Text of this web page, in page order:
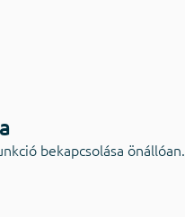
bekapcsolása önállóan.